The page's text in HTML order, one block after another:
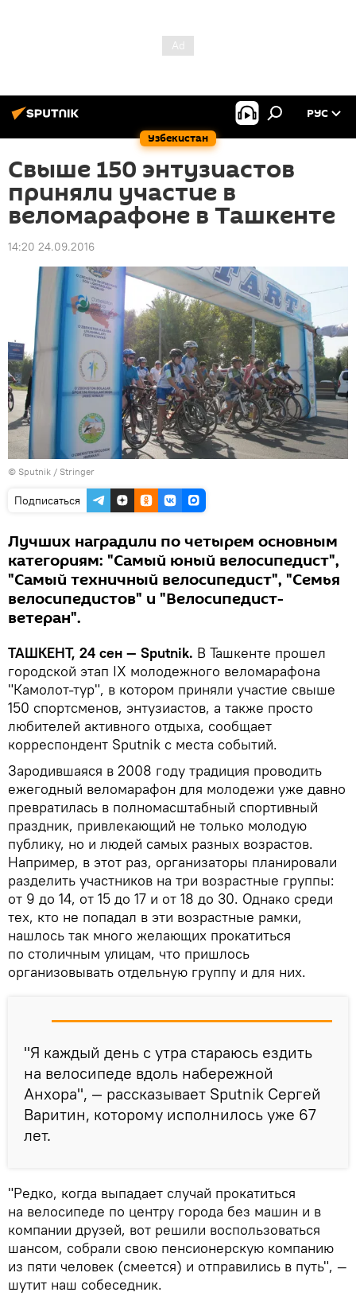
Узбекистан
РУС
Свыше 150 энтузиастов
приняли участие в
веломарафоне в Ташкенте
14:20 24.09.2016
© Sputnik / Stringer
Подписаться
Лучших наградили по четырем основным
категориям: "Самый юный велосипедист",
"Самый техничный велосипедист", "Семья
велосипедистов" и "Велосипедист-
ветеран".
ТАШКЕНТ, 24 сен — Sputnik. В Ташкенте прошел
городской этап IX молодежного веломарафона
"Камолот-тур", в котором приняли участие свыше
150 спортсменов, энтузиастов, а также просто
любителей активного отдыха, сообщает
корреспондент Sputnik с места событий.
Зародившаяся в 2008 году традиция проводить
ежегодный веломарафон для молодежи уже давно
превратилась в полномасштабный спортивный
праздник, привлекающий не только молодую
публику, но и людей самых разных возрастов.
Например, в этот раз, организаторы планировали
разделить участников на три возрастные группы:
от 9 до 14, от 15 до 17 и от 18 до 30. Однако среди
тех, кто не попадал в эти возрастные рамки,
нашлось так много желающих прокатиться
по столичным улицам, что пришлось
организовывать отдельную группу и для них.
"Я каждый день с утра стараюсь ездить
на велосипеде вдоль набережной
Анхора", — рассказывает Sputnik Сергей
Варитин, которому исполнилось уже 67
лет.
"Редко, когда выпадает случай прокатиться
на велосипеде по центру города без машин и в
компании друзей, вот решили воспользоваться
шансом, собрали свою пенсионерскую компанию
из пяти человек (смеется) и отправились в путь", —
шутит наш собеседник.